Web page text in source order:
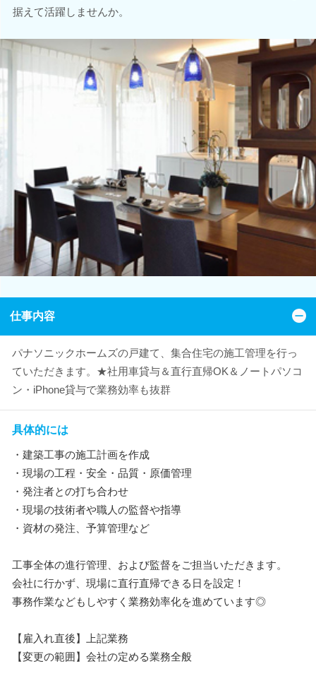
据えて活躍しませんか。
仕事内容
パナソニックホームズの戸建て、集合住宅の施工管理を行っ
ていただきます。★社用車貸与＆直行直帰OK＆ノートパソコ
ン・iPhone貸与で業務効率も抜群
具体的には
・建築工事の施工計画を作成
・現場の工程・安全・品質・原価管理
・発注者との打ち合わせ
・現場の技術者や職人の監督や指導
・資材の発注、予算管理など
工事全体の進行管理、および監督をご担当いただきます。
会社に行かず、現場に直行直帰できる日を設定！
事務作業などもしやすく業務効率化を進めています◎
【雇入れ直後】上記業務
【変更の範囲】会社の定める業務全般